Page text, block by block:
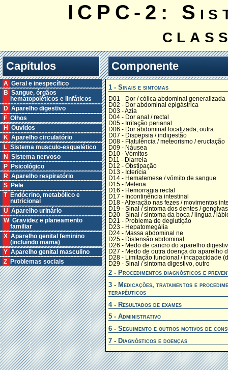
ICPC-2:
Capítulos
A Geral e inespecífico
B Sangue, órgãos
hematopoiéticos e linfáticos
D Aparelho digestivo
F Olhos
H Ouvidos
K Aparelho circulatório
L Sistema musculo-esquelético
N Sistema nervoso
P Psicológico
R Aparelho respiratório
S Pele
T Endócrino, metabólico e
nutricional
U Aparelho urinário
W Gravidez e planeamento
familiar
X Aparelho genital feminino
(incluíndo mama)
Y Aparelho genital masculino
Z Problemas sociais
Componente
1 - Sinais e sintomas
D01 - Dor / cólica abdominal generalizada
D02 - Dor abdominal epigástrica
D03 - Azia
D04 - Dor anal / rectal
D05 - Irritação perianal
D06 - Dor abdominal localizada, outra
D07 - Dispepsia / indigestão
D08 - Flatulência / meteorismo / eructação
D09 - Náusea
D10 - Vómitos
D11 - Diarreia
D12 - Obstipação
D13 - Icterícia
D14 - Hematemese / vómito de sangue
D15 - Melena
D16 - Hemorragia rectal
D17 - Incontinência intestinal
D18 - Alteração nas fezes / movimentos
D19 - Sinal / sintoma dos dentes / gengivas
D20 - Sinal / sintoma da boca / língua /
D21 - Problema de deglutição
D23 - Hepatomegália
D24 - Massa abdominal ne
D25 - Distensão abdominal
D26 - Medo de cancro do aparelho
D27 - Medo de outra doença do aparelho
D28 - Limitação funcional / incapacidade
D29 - Sinal / sintoma digestivo, outro
2 - Procedimentos diagnósticos e
3 - Medicações, tratamentos e
terapêuticos
4 - Resultados de exames
5 - Administrativo
6 - Seguimento e outros motivos de
7 - Diagnósticos e doenças